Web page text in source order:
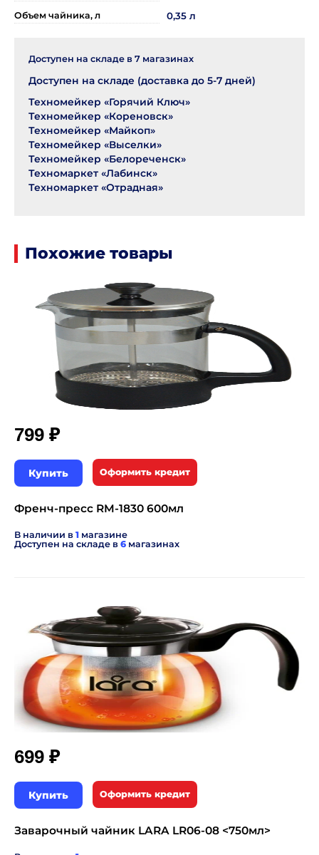
Объем чайника, л 0,35 л
Доступен на складе в 7 магазинах
Доступен на складе (доставка до 5-7 дней)
Техномейкер «Горячий Ключ»
Техномейкер «Кореновск»
Техномейкер «Майкоп»
Техномейкер «Выселки»
Техномейкер «Белореченск»
Техномаркет «Лабинск»
Техномаркет «Отрадная»
Похожие товары
799 ₽
Купить Оформить кредит
Френч-пресс RM-1830 600мл
В наличии в 1 магазине
Доступен на складе в 6 магазинах
699 ₽
Купить Оформить кредит
Заварочный чайник LARA LR06-08 <750мл>